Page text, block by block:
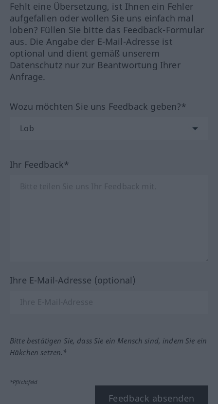
Fehlt eine Übersetzung, ist Ihnen ein Fehler
aufgefallen oder wollen Sie uns einfach mal
loben? Füllen Sie bitte das Feedback-Formular
aus. Die Angabe der E-Mail-Adresse ist
optional und dient gemäß unserem
Datenschutz nur zur Beantwortung Ihrer
Anfrage.
Wozu möchten Sie uns Feedback geben?*
Ihr Feedback*
Ihre E-Mail-Adresse (optional)
Bitte bestätigen Sie, dass Sie ein Mensch sind, indem Sie ein
Häkchen setzen.*
*Pflichtfeld
Feedback absenden